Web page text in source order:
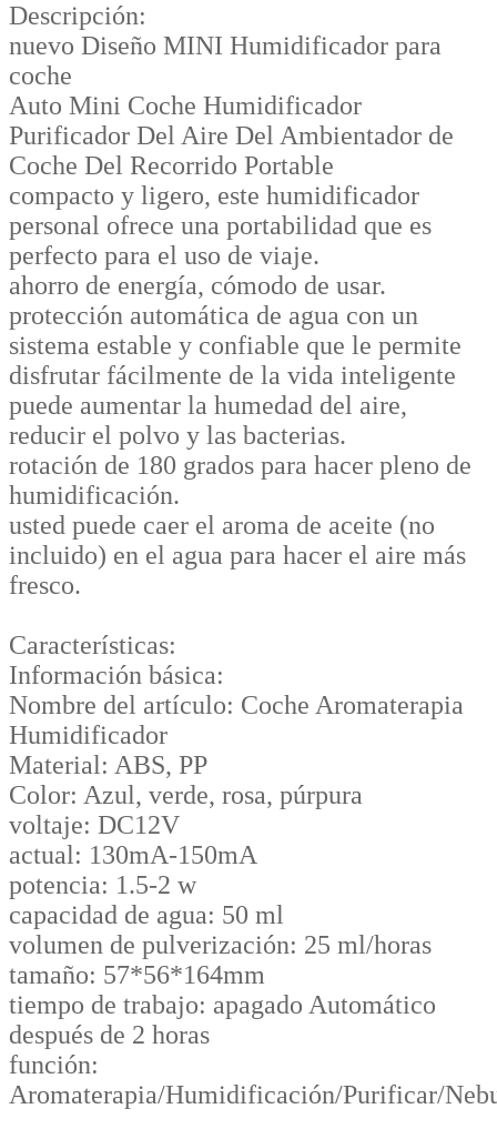
Descripción:
nuevo Diseño MINI Humidificador para
coche
Auto Mini Coche Humidificador
Purificador Del Aire Del Ambientador de
Coche Del Recorrido Portable
compacto y ligero, este humidificador
personal ofrece una portabilidad que es
perfecto para el uso de viaje.
ahorro de energía, cómodo de usar.
protección automática de agua con un
sistema estable y confiable que le permite
disfrutar fácilmente de la vida inteligente
puede aumentar la humedad del aire,
reducir el polvo y las bacterias.
rotación de 180 grados para hacer pleno de
humidificación.
usted puede caer el aroma de aceite (no
incluido) en el agua para hacer el aire más
fresco.
Características:
Información básica:
Nombre del artículo: Coche Aromaterapia
Humidificador
Material: ABS, PP
Color: Azul, verde, rosa, púrpura
voltaje: DC12V
actual: 130mA-150mA
potencia: 1.5-2 w
capacidad de agua: 50 ml
volumen de pulverización: 25 ml/horas
tamaño: 57*56*164mm
tiempo de trabajo: apagado Automático
después de 2 horas
función:
Aromaterapia/Humidificación/Purificar/